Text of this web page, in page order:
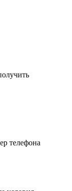
телефона